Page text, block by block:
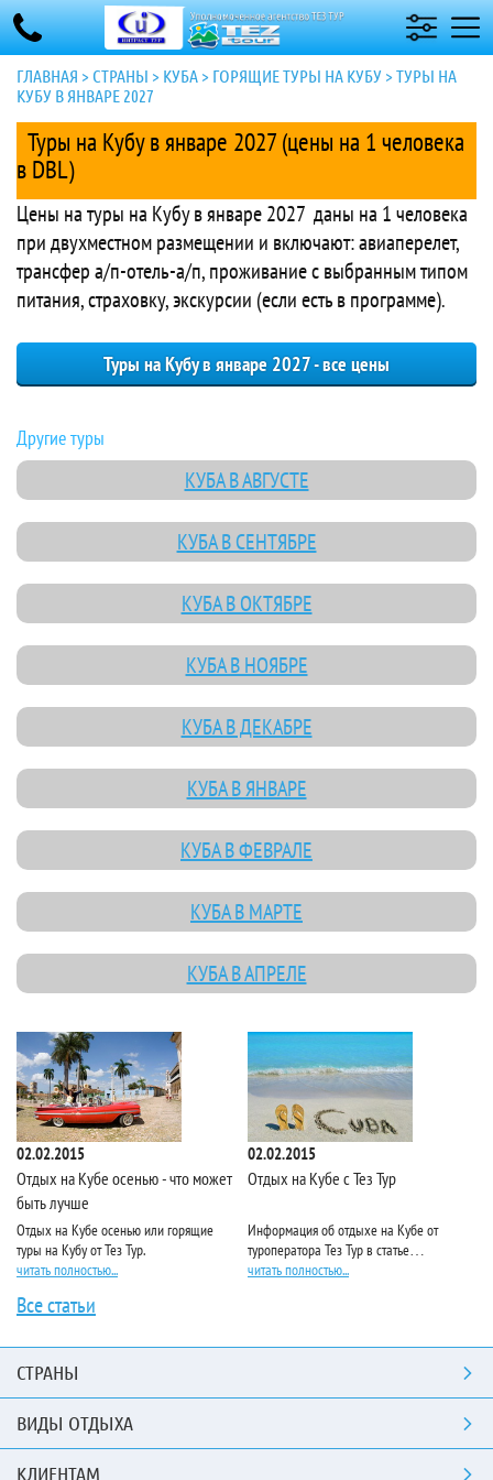
ГЛАВНАЯ >СТРАНЫ > КУБА > ГОРЯЩИЕ ТУРЫ НА КУБУ >ТУРЫ НА
КУБУ В ЯНВАРЕ 2027
Туры на Кубу в январе 2027 (цены на 1 человека
в DBL)
Цены на туры на Кубу в январе 2027 даны на 1 человека
при двухместном размещении и включают: авиаперелет,
трансфер а/п-отель-а/п, проживание с выбранным типом
питания, страховку, экскурсии (если есть в программе).
Туры на Кубу в январе 2027 - все цены
Другие туры
КУБА В АВГУСТЕ
КУБА В СЕНТЯБРЕ
КУБА В ОКТЯБРЕ
КУБА В НОЯБРЕ
КУБА В ДЕКАБРЕ
КУБА В ЯНВАРЕ
КУБА В ФЕВРАЛЕ
КУБА В МАРТЕ
КУБА В АПРЕЛЕ
02.02.2015
Отдых на Кубе осенью - что может
быть лучше
Отдых на Кубе осенью или горящие
туры на Кубу от Тез Тур.
читать полностью...
02.02.2015
Отдых на Кубе с Тез Тур
Информация об отдыхе на Кубе от
туроператора Тез Тур в статье…
читать полностью...
Все статьи
СТРАНЫ
ВИДЫ ОТДЫХА
КЛИЕНТАМ